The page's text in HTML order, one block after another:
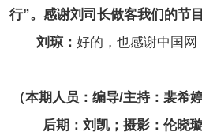
行”。感谢刘司长做客我们的节目
刘琼： 好的，也感谢中国网
（本期人员：编导/主持：裴希
后期：刘凯；摄影：伦晓